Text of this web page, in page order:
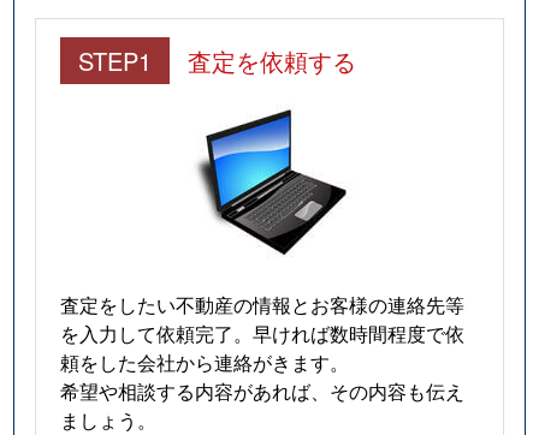
STEP1 査定を依頼する
査定をしたい不動産の情報とお客様の連絡先等
を入力して依頼完了。早ければ数時間程度で依
頼をした会社から連絡がきます。
希望や相談する内容があれば、その内容も伝え
ましょう。